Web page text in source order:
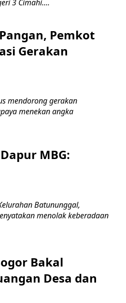
3 Cimahi....
Pemkot
Gerakan
mendorong gerakan
menekan angka
MBG:
Batununggal,
menolak keberadaan
Bakal
Desa dan